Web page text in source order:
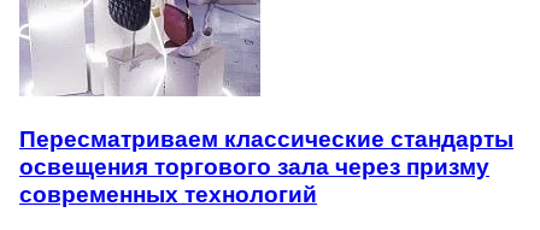
Пересматриваем классические стандарты
освещения торгового зала через призму
современных технологий